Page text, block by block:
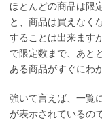
ほとんどの商品は限
と、商品は買えなく
することは出来ます
で限定数まで、あと
ある商品がすぐにわ
強いて言えば、一覧
が表示されているの